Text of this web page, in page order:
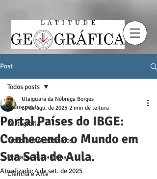
Post
Todos posts
Cartografia
Trabalhos Acadêmicos
Portais e Plataformas
Ciência e Arte
Todos posts
Portal Países do IBGE:
Conhecendo o Mundo em
Sua Sala de Aula.
Utaiguara da Nóbrega Borges
30 de ago. de 2025 2 min de leitura
Atualizado:4 de set. de 2025